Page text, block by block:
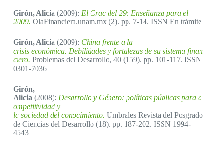
Girón, Alicia (2009): El Crac del 29: Enseñanza para el
2009. OlaFinanciera.unam.mx (2). pp. 7-14. ISSN En trámite
Girón, Alicia (2009): China frente a la
crisis económica. Debilidades y fortalezas de su sistema finan
ciero. Problemas del Desarrollo, 40 (159). pp. 101-117. ISSN
0301-7036
Girón,
Alicia (2008): Desarrollo y Género: políticas públicas para c
ompetitividad y
la sociedad del conocimiento. Umbrales Revista del Posgrado
de Ciencias del Desarrollo (18). pp. 187-202. ISSN 1994-
4543